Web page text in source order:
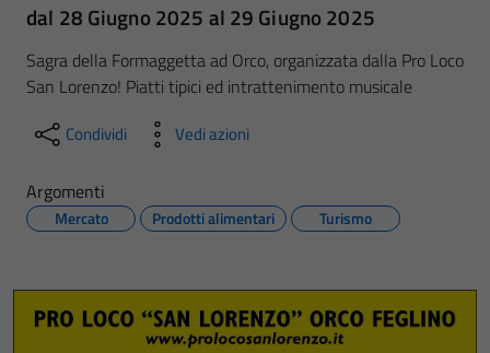
dal 28 Giugno 2025 al 29 Giugno 2025
Sagra della Formaggetta ad Orco, organizzata dalla Pro Loco
San Lorenzo! Piatti tipici ed intrattenimento musicale
Condividi Vedi azioni
Argomenti
Mercato Prodotti alimentari Turismo